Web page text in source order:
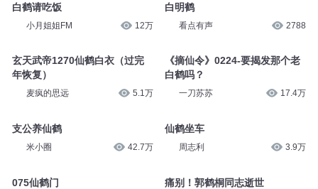
白鹤请吃饭
小月姐姐FM 12万
玄天武帝1270仙鹤白衣（过完
年恢复）
麦疯的思远 5.1万
支公养仙鹤
米小圈 42.7万
075仙鹤门
白明鹤
看点有声 2788
《摘仙令》0224-要揭发那个老
白鹤吗？
一刀苏苏 17.4万
仙鹤坐车
周志利 3.9万
痛别！郭鹤桐同志逝世